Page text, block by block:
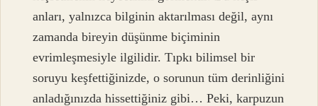
anları, yalnızca bilginin aktarılması değil, aynı
zamanda bireyin düşünme biçiminin
evrimleşmesiyle ilgilidir. Tıpkı bilimsel bir
soruyu keşfettiğinizde, o sorunun tüm derinliğini
anladığınızda hissettiğiniz gibi… Peki, karpuzun